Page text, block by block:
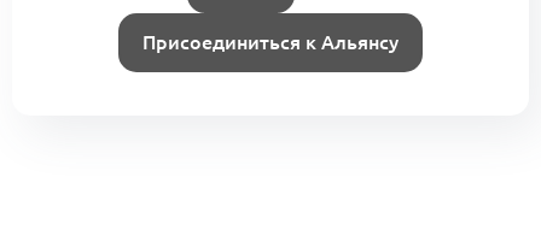
Присоединиться к Альянсу